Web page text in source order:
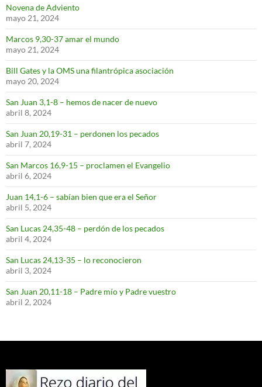
Novena de Adviento
mayo 21, 2024
Marcos 9,30-37 amar el mundo
mayo 21, 2024
Bill Gates y la OMS una filantrópica asociación
mayo 20, 2024
San Juan 3,1-8 – hemos de nacer de nuevo
abril 8, 2024
San Juan 20,19-31 – perdonen los pecados
abril 7, 2024
San Marcos 16,9-15 – proclamen el Evangelio
abril 6, 2024
Juan 14,1-6 – sabían bien que era el Señor
abril 5, 2024
San Lucas 24,35-48 – perdón de los pecados
abril 4, 2024
San Lucas 24,13-35 – lo reconocieron
abril 3, 2024
San Juan 20,11-18 – Padre mío y Padre vuestro
abril 2, 2024